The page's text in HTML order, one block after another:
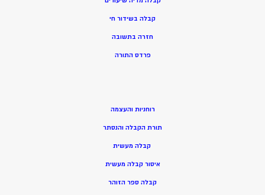
קבלה בשידור חי
חזרה בתשובה
פרדס התורה
רוחניות והעצמה
תורת הקבלה והנסתר
קבלה מעשית
איסור קבלה מעשית
קבלה ספר הזוהר